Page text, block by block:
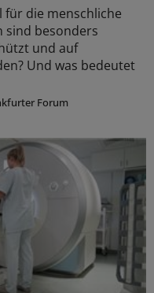
für die menschliche
sind besonders
und auf
Und was bedeutet
Forum